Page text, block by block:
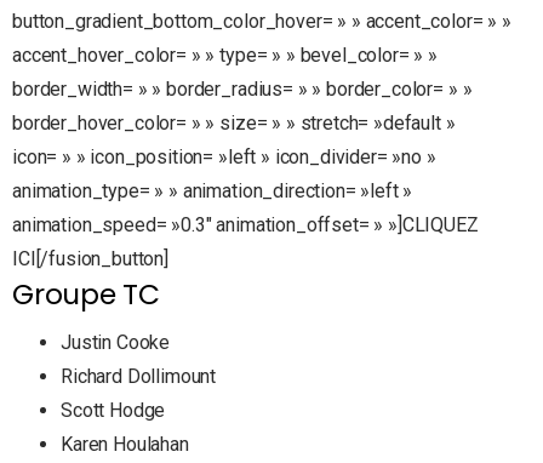
button_gradient_bottom_color_hover= » » accent_color= » »
accent_hover_color= » » type= » » bevel_color= » »
border_width= » » border_radius= » » border_color= » »
border_hover_color= » » size= » » stretch= »default »
icon= » » icon_position= »left » icon_divider= »no »
animation_type= » » animation_direction= »left »
animation_speed= »0.3″ animation_offset= » »]CLIQUEZ
ICI[/fusion_button]
Groupe TC
Justin Cooke
Richard Dollimount
Scott Hodge
Karen Houlahan